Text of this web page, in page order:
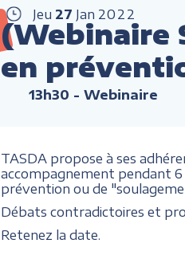
Jeu 27 Jan 2022
(Webinaire
en
13h30 - Webinaire
TASDA propose à ses
accompagnement pendant 6
prévention ou de
Débats contradictoires et
Retenez la date.